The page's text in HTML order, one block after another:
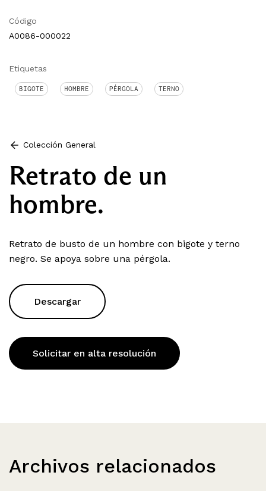
Código
A0086-000022
Etiquetas
BIGOTE HOMBRE PÉRGOLA TERNO
Colección General
Retrato de un
hombre.
Retrato de busto de un hombre con bigote y terno
negro. Se apoya sobre una pérgola.
Descargar
Solicitar en alta resolución
Archivos relacionados